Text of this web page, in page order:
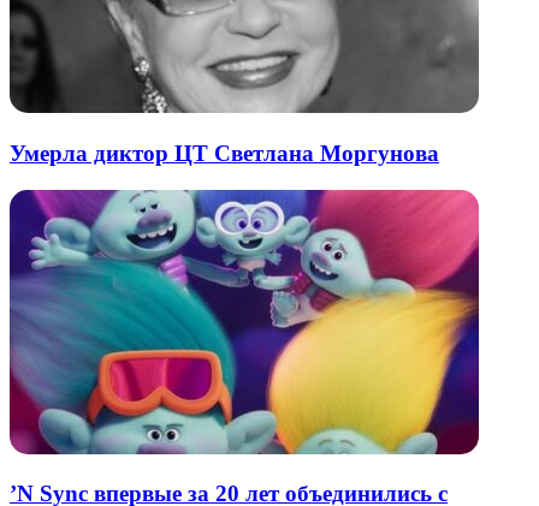
Умерла диктор ЦТ Светлана Моргунова
’N Sync впервые за 20 лет объединились с